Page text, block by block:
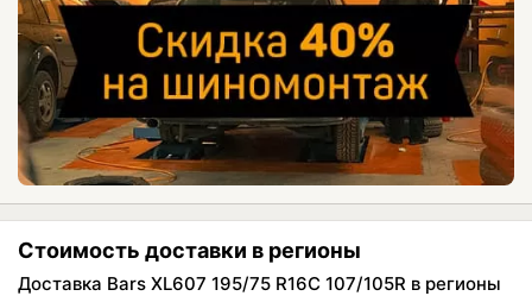
Стоимость доставки в регионы
Доставка Bars XL607 195/75 R16C 107/105R в регионы